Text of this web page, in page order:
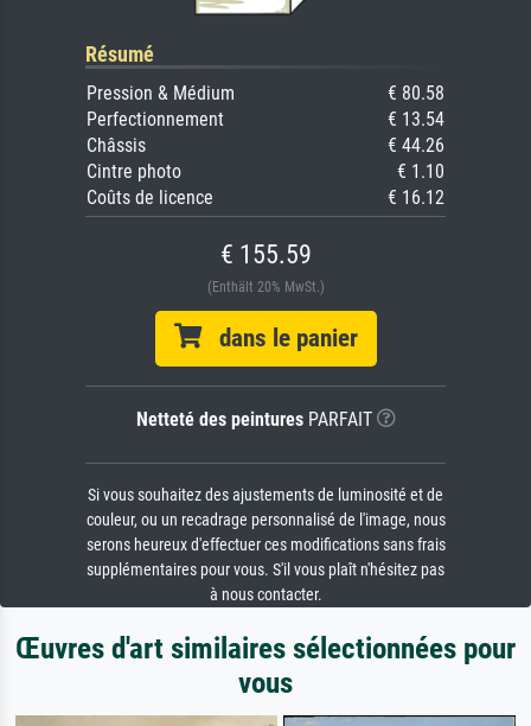
Résumé
Pression & Médium
€ 80.58
Perfectionnement
€ 13.54
Châssis
€ 44.26
Cintre photo
€ 1.10
Coûts de licence
€ 16.12
€ 155.59
(Enthält 20% MwSt.)
dans le panier
Netteté des peinturesPARFAIT
Si vous souhaitez des ajustements de luminosité et de
couleur, ou un recadrage personnalisé de l'image, nous
serons heureux d'effectuer ces modifications sans frais
supplémentaires pour vous. S'il vous plaît n'hésitez pas
à nous contacter.
Œuvres d'art similaires sélectionnées pour
vous